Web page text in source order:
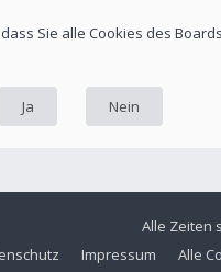
Sie alle Cookies des
Alle Zeiten
Alle
Impressum